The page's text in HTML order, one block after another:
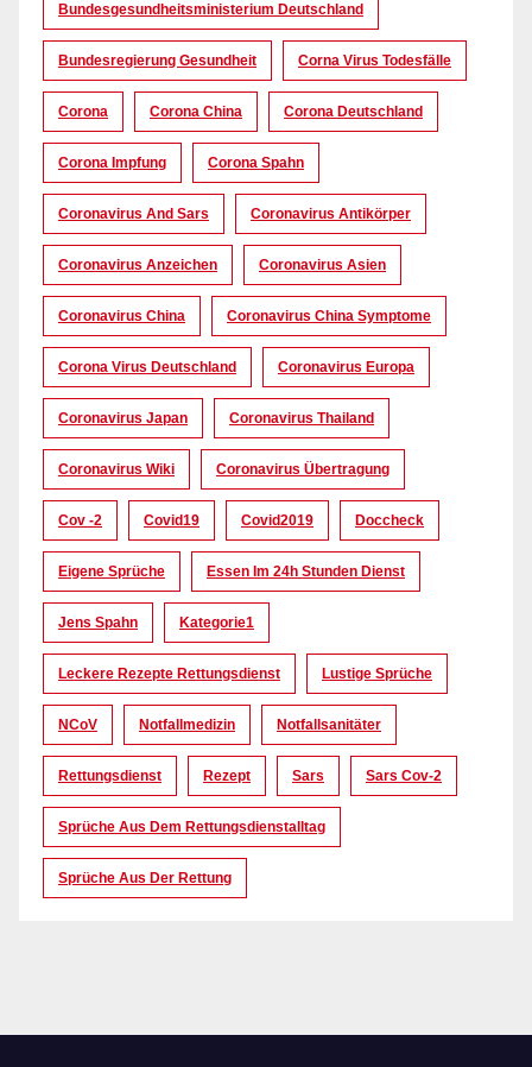
Bundesgesundheitsministerium Deutschland
Bundesregierung Gesundheit Corna Virus Todesfälle
Corona Corona China Corona Deutschland
Corona Impfung Corona Spahn
Coronavirus And Sars Coronavirus Antikörper
Coronavirus Anzeichen Coronavirus Asien
Coronavirus China Coronavirus China Symptome
Corona Virus Deutschland Coronavirus Europa
Coronavirus Japan Coronavirus Thailand
Coronavirus Wiki Coronavirus Übertragung
Cov -2 Covid19 Covid2019 Doccheck
Eigene Sprüche Essen Im 24h Stunden Dienst
Jens Spahn Kategorie1
Leckere Rezepte Rettungsdienst Lustige Sprüche
NCoV Notfallmedizin Notfallsanitäter
Rettungsdienst Rezept Sars Sars Cov-2
Sprüche Aus Dem Rettungsdienstalltag
Sprüche Aus Der Rettung